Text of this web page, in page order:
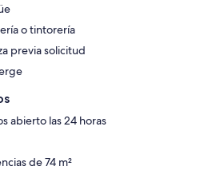
o tintorería
previa solicitud
abierto las 24 horas
de 74 m²